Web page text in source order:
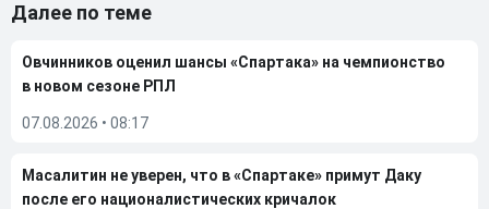
Далее по теме
Овчинников оценил шансы «Спартака» на чемпионство
в новом сезоне РПЛ
07.08.2026 • 08:17
Масалитин не уверен, что в «Спартаке» примут Даку
после его националистических кричалок